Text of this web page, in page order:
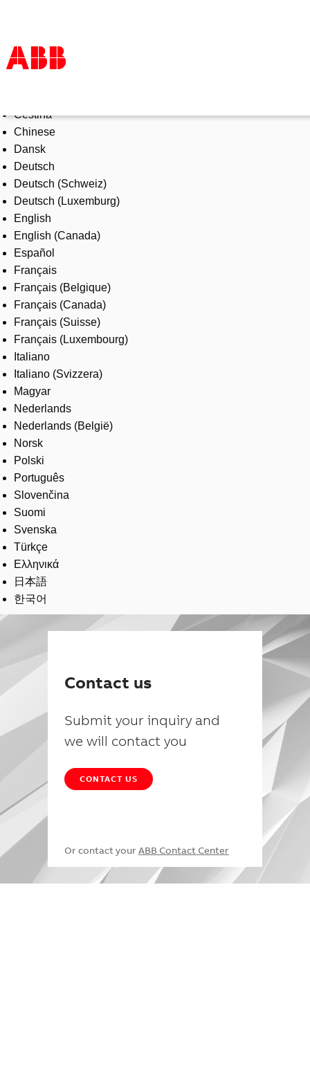
Products & Solutions
Industries
Services
About us
Where to buy
Contact us
Careers
Čeština
Chinese
Dansk
Deutsch
Deutsch (Schweiz)
Deutsch (Luxemburg)
English
English (Canada)
Español
Français
Français (Belgique)
Français (Canada)
Français (Suisse)
Français (Luxembourg)
Italiano
Italiano (Svizzera)
Magyar
Nederlands
Nederlands (België)
Norsk
Polski
Português
Slovenčina
Suomi
Svenska
Türkçe
Ελληνικά
日本語
한국어
Contact us
Submit your inquiry and
we will contact you
CONTACT US
Or contact your ABB Contact Center